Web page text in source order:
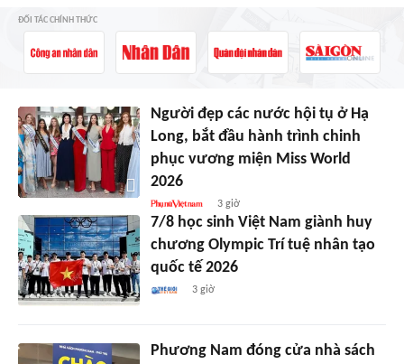
ĐỐI TÁC CHÍNH THỨC
Người đẹp các nước hội tụ ở Hạ
Long, bắt đầu hành trình chinh
phục vương miện Miss World
2026
3 giờ
7/8 học sinh Việt Nam giành huy
chương Olympic Trí tuệ nhân tạo
quốc tế 2026
3 giờ
Phương Nam đóng cửa nhà sách